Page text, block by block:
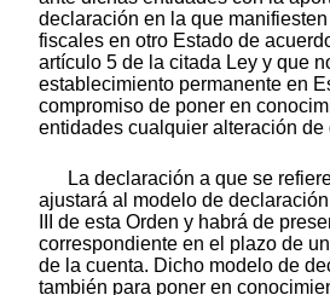
declaración en la que
fiscales en otro Estado de
artículo 5 de la citada Ley y que
establecimiento permanente en
compromiso de poner en
entidades cualquier alteración
La declaración a que se
ajustará al modelo de
III de esta Orden y habrá de
correspondiente en el plazo de
de la cuenta. Dicho modelo de
también para poner en